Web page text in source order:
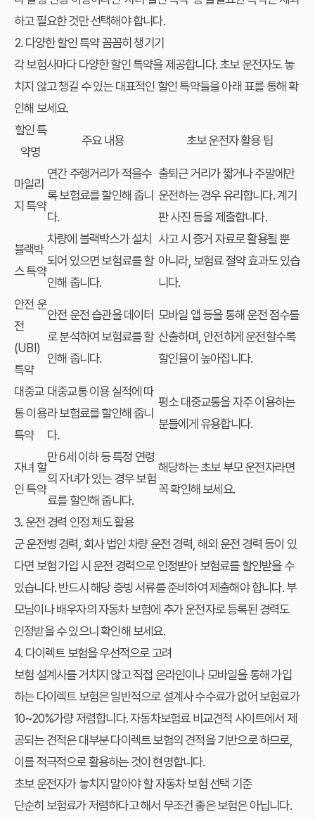
하고 필요한 것만 선택해야 합니다.
2. 다양한 할인 특약 꼼꼼히 챙기기
각 보험사마다 다양한 할인 특약을 제공합니다. 초보 운전자도 놓
치지 않고 챙길 수 있는 대표적인 할인 특약들을 아래 표를 통해 확
인해 보세요.
할인 특
약명
주요 내용 초보 운전자 활용 팁
마일리
지 특약
연간 주행거리가 적을수
록 보험료를 할인해 줍니
다.
출퇴근 거리가 짧거나 주말에만
운전하는 경우 유리합니다. 계기
판 사진 등을 제출합니다.
블랙박
스 특약
차량에 블랙박스가 설치
되어 있으면 보험료를 할
인해 줍니다.
사고 시 증거 자료로 활용될 뿐
아니라, 보험료 절약 효과도 있습
니다.
안전 운
전
(UBI)
특약
안전 운전 습관을 데이터
로 분석하여 보험료를 할
인해 줍니다.
모바일 앱 등을 통해 운전 점수를
산출하며, 안전하게 운전할수록
할인율이 높아집니다.
대중교
통 이용
특약
대중교통 이용 실적에 따
라 보험료를 할인해 줍니
다.
평소 대중교통을 자주 이용하는
분들에게 유용합니다.
자녀 할
인 특약
만 6세 이하 등 특정 연령
의 자녀가 있는 경우 보험
료를 할인해 줍니다.
해당하는 초보 부모 운전자라면
꼭 확인해 보세요.
3. 운전 경력 인정 제도 활용
군 운전병 경력, 회사 법인 차량 운전 경력, 해외 운전 경력 등이 있
다면 보험 가입 시 운전 경력으로 인정받아 보험료를 할인받을 수
있습니다. 반드시 해당 증빙 서류를 준비하여 제출해야 합니다. 부
모님이나 배우자의 자동차 보험에 추가 운전자로 등록된 경력도
인정받을 수 있으니 확인해 보세요.
4. 다이렉트 보험을 우선적으로 고려
보험 설계사를 거치지 않고 직접 온라인이나 모바일을 통해 가입
하는 다이렉트 보험은 일반적으로 설계사 수수료가 없어 보험료가
10~20%가량 저렴합니다.자동차보험료 비교견적 사이트에서 제
공되는 견적은 대부분 다이렉트 보험의 견적을 기반으로 하므로,
이를 적극적으로 활용하는 것이 현명합니다.
초보 운전자가 놓치지 말아야 할 자동차 보험 선택 기준
단순히 보험료가 저렴하다고 해서 무조건 좋은 보험은 아닙니다.